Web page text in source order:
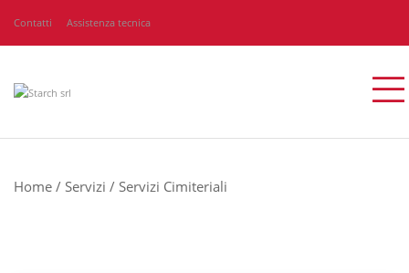
Contatti Assistenza tecnica
Home / Servizi / Servizi Cimiteriali